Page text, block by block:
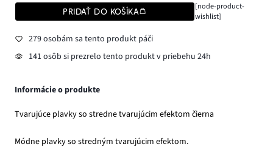
PRIDAŤ DO KOŠÍKA
[node-product-
wishlist]
279 osobám sa tento produkt páči
141 osôb si prezrelo tento produkt v priebehu 24h
Informácie o produkte
Tvarujúce plavky so stredne tvarujúcim efektom čierna
Módne plavky so stredným tvarujúcim efektom.